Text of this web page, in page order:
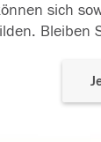
sich